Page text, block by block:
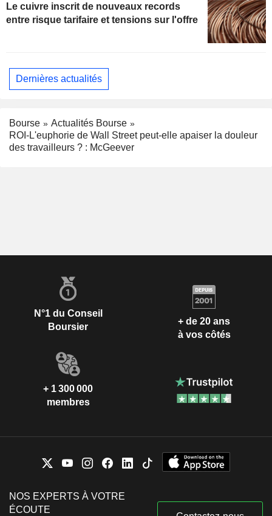
Le cuivre inscrit de nouveaux records
entre risque tarifaire et tensions sur l'offre
Dernières actualités
Bourse
Actualités Bourse
ROI-L'euphorie de Wall Street peut-elle apaiser la douleur
des travailleurs ? : McGeever
N°1 du Conseil
Boursier
+ de 20 ans
à vos côtés
+ 1 300 000
membres
NOS EXPERTS À VOTRE
ÉCOUTE